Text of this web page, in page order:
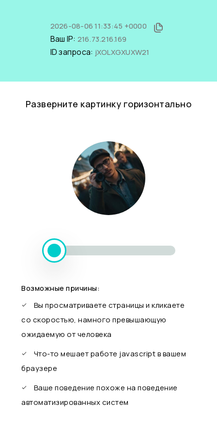
2026-08-06 11:33:45 +0000
Ваш IP: 216.73.216.169
ID запроса: jXOLXGXUXW21
Разверните картинку горизонтально
Возможные причины:
Вы просматриваете страницы и кликаете
со скоростью, намного превышающую
ожидаемую от человека
Что-то мешает работе javascript в вашем
браузере
Ваше поведение похоже на поведение
автоматизированных систем